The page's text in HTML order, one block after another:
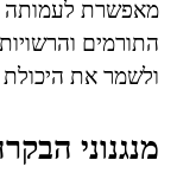
מאפשרת לעמותה
התורמים
ולשמר את
מנגנוני